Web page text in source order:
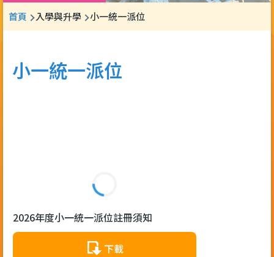
導
航
結
首頁 入學與升學 小一統一派位
小一統一派位
2026年度小一統一派位註冊須知
下載